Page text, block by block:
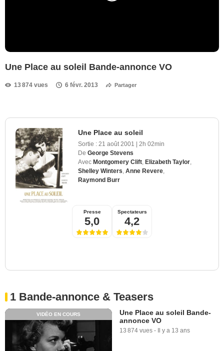
Une Place au soleil Bande-annonce VO
13 874 vues 6 févr. 2013 Partager
Une Place au soleil
Sortie : 21 août 2001 | 2h 02min
De George Stevens
Avec Montgomery Clift Elizabeth Taylor
Shelley Winters Anne Revere
Raymond Burr
Presse
5,0
Spectateurs
4,2
1 Bande-annonce & Teasers
VIDÉO EN COURS
Une Place au soleil Bande-
annonce VO
13 874 vues - Il y a 13 ans